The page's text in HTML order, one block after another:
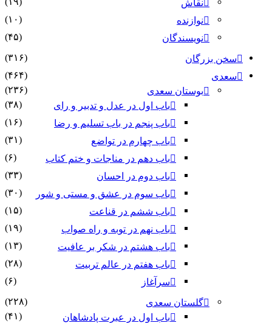
نقاش
نوازنده
(۱۰)
نویسندگان
(۴۵)
سخن بزرگان
(۳۱۶)
سعدی
(۴۶۴)
بوستان سعدی
(۲۳۶)
باب اول در عدل و تدبیر و رای
(۳۸)
باب پنجم در باب تسلیم و رضا
(۱۶)
باب چهارم در تواضع
(۳۱)
باب دهم در مناجات و ختم کتاب
(۶)
باب دوم در احسان
(۳۳)
باب سوم در عشق و مستی و شور
(۳۰)
باب ششم در قناعت
(۱۵)
باب نهم در توبه و راه صواب
(۱۹)
باب هشتم در شکر بر عافیت
(۱۳)
باب هفتم در عالم تربیت
(۲۸)
سرآغاز
(۶)
گلستان سعدی
(۲۲۸)
باب اول در عبرت پادشاهان
(۴۱)